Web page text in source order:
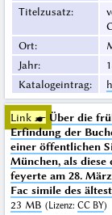
Titelzusatz:
Ort:
Jahr:
Katalogeintrag:
Link ☛ Über die
Erfindung der
einer öffentlichen
München, als
feyerte am 28.
Fac simile des
23 MB (Lizenz: CC BY)